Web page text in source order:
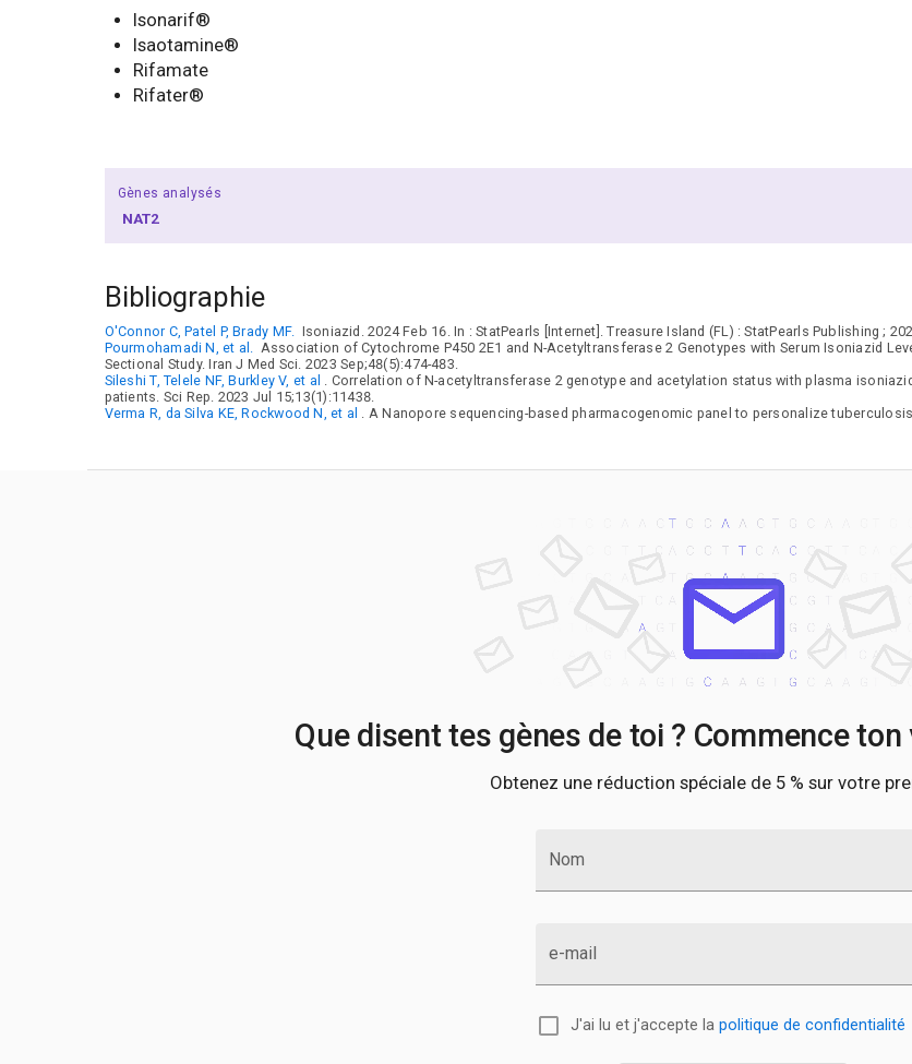
Isonarif®
Isaotamine®
Rifamate
Rifater®
Gènes analysés
NAT2
Bibliographie
O'Connor C, Patel P, Brady MF. Isoniazid. 2024 Feb 16. In : StatPearls [Internet]. Treasure Island (FL) : StatPearls Publishing ;
Pourmohamadi N, et al.
Association of Cytochrome P450 2E1 and N-Acetyltransferase 2 Genotypes with Serum Isoniazid
Sectional Study. Iran J Med Sci. 2023 Sep;48(5):474-483.
Sileshi T, Telele NF, Burkley V, et al
. Correlation of N-acetyltransferase 2 genotype and acetylation status with plasma
patients. Sci Rep. 2023 Jul 15;13(1):11438.
Verma R, da Silva KE, Rockwood N, et al
. A Nanopore sequencing-based pharmacogenomic panel to personalize
Que disent tes gènes de toi ? Commence
Obtenez une réduction spéciale de 5 % sur votre
Nom
e-mail
J'ai lu et j'accepte la politique de confidentialité